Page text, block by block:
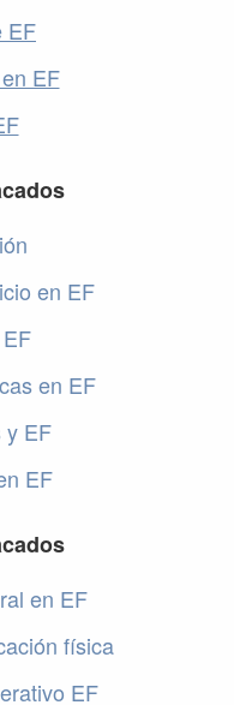
EF
EF
en EF
en EF
y EF
EF
en EF
física
EF